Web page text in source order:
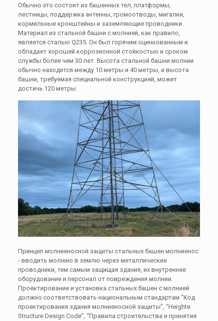
Обычно это состоит из башенных тел, платформы,
лестницы, поддержка антенны, громоотводы, мигалки,
кормильные кронштейны и заземляющие проводники.
Материал из стальной башни с молнией, как правило,
является сталью Q235. Он был горячим оцинкованным и
обладает хорошей коррозионной стойкостью и сроком
службы более чем 30 лет. Высота стальной башни молнии
обычно находится между 10 метры и 40 метры, и высота
башни, требуемая специальной конструкцией, может
достичь 120 метры.
Принцип молниеносной защиты стальных башен молниенос
- вводить молнию в землю через металлические
проводники, тем самым защищая здания, их внутреннее
оборудование и персонал от повреждения молнии.
Проектирование и установка стальных башен с молнией
должно соответствовать национальным стандартам “Код
проектирования здания молниеносной защиты”, “Heighte
Structure Design Code”, “Правила строительства и принятия